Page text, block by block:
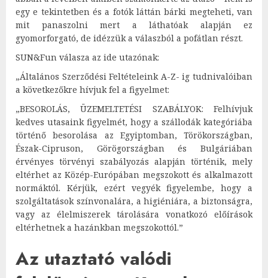
egy e tekintetben és a fotók láttán bárki megteheti, van
mit panaszolni mert a láthatóak alapján ez
gyomorforgató, de idézzük a válaszból a pofátlan részt.
SUN&Fun válasza az ide utazónak:
„Általános Szerződési Feltételeink A-Z- ig tudnivalóiban
a következőkre hívjuk fel a figyelmet:
„BESOROLÁS, ÜZEMELTETÉSI SZABÁLYOK: Felhívjuk
kedves utasaink figyelmét, hogy a szállodák kategóriába
történő besorolása az Egyiptomban, Törökországban,
Észak-Cipruson, Görögországban és Bulgáriában
érvényes törvényi szabályozás alapján történik, mely
eltérhet az Közép-Európában megszokott és alkalmazott
normáktól. Kérjük, ezért vegyék figyelembe, hogy a
szolgáltatások színvonalára, a higiéniára, a biztonságra,
vagy az élelmiszerek tárolására vonatkozó előírások
eltérhetnek a hazánkban megszokottól.”
Az utaztató valódi